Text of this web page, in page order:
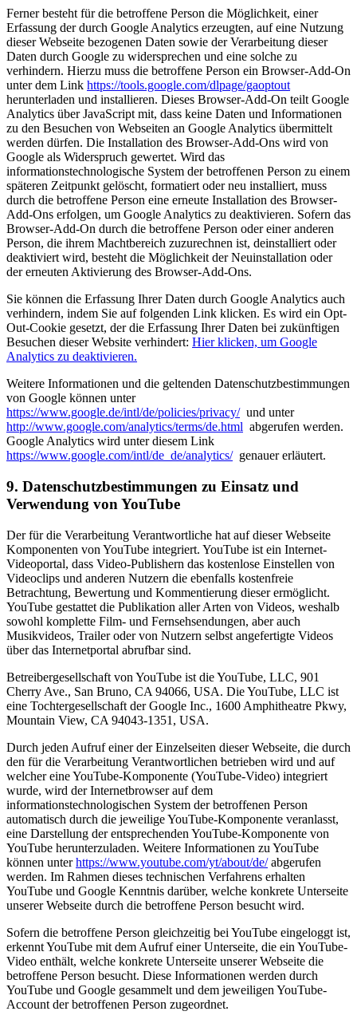
Ferner besteht für die betroffene Person die Möglichkeit, einer
Erfassung der durch Google Analytics erzeugten, auf eine Nutzung
dieser Webseite bezogenen Daten sowie der Verarbeitung dieser
Daten durch Google zu widersprechen und eine solche zu
verhindern. Hierzu muss die betroffene Person ein Browser-Add-On
unter dem Link https://tools.google.com/dlpage/gaoptout
herunterladen und installieren. Dieses Browser-Add-On teilt Google
Analytics über JavaScript mit, dass keine Daten und Informationen
zu den Besuchen von Webseiten an Google Analytics übermittelt
werden dürfen. Die Installation des Browser-Add-Ons wird von
Google als Widerspruch gewertet. Wird das
informationstechnologische System der betroffenen Person zu einem
späteren Zeitpunkt gelöscht, formatiert oder neu installiert, muss
durch die betroffene Person eine erneute Installation des Browser-
Add-Ons erfolgen, um Google Analytics zu deaktivieren. Sofern das
Browser-Add-On durch die betroffene Person oder einer anderen
Person, die ihrem Machtbereich zuzurechnen ist, deinstalliert oder
deaktiviert wird, besteht die Möglichkeit der Neuinstallation oder
der erneuten Aktivierung des Browser-Add-Ons.
Sie können die Erfassung Ihrer Daten durch Google Analytics auch
verhindern, indem Sie auf folgenden Link klicken. Es wird ein Opt-
Out-Cookie gesetzt, der die Erfassung Ihrer Daten bei zukünftigen
Besuchen dieser Website verhindert: Hier klicken, um Google
Analytics zu deaktivieren.
Weitere Informationen und die geltenden Datenschutzbestimmungen
von Google können unter
https://www.google.de/intl/de/policies/privacy/und unter
http://www.google.com/analytics/terms/de.html abgerufen werden.
Google Analytics wird unter diesem Link
https://www.google.com/intl/de_de/analytics/genauer erläutert.
9. Datenschutzbestimmungen zu Einsatz und
Verwendung von YouTube
Der für die Verarbeitung Verantwortliche hat auf dieser Webseite
Komponenten von YouTube integriert. YouTube ist ein Internet-
Videoportal, dass Video-Publishern das kostenlose Einstellen von
Videoclips und anderen Nutzern die ebenfalls kostenfreie
Betrachtung, Bewertung und Kommentierung dieser ermöglicht.
YouTube gestattet die Publikation aller Arten von Videos, weshalb
sowohl komplette Film- und Fernsehsendungen, aber auch
Musikvideos, Trailer oder von Nutzern selbst angefertigte Videos
über das Internetportal abrufbar sind.
Betreibergesellschaft von YouTube ist die YouTube, LLC, 901
Cherry Ave., San Bruno, CA 94066, USA. Die YouTube, LLC ist
eine Tochtergesellschaft der Google Inc., 1600 Amphitheatre Pkwy,
Mountain View, CA 94043-1351, USA.
Durch jeden Aufruf einer der Einzelseiten dieser Webseite, die durch
den für die Verarbeitung Verantwortlichen betrieben wird und auf
welcher eine YouTube-Komponente (YouTube-Video) integriert
wurde, wird der Internetbrowser auf dem
informationstechnologischen System der betroffenen Person
automatisch durch die jeweilige YouTube-Komponente veranlasst,
eine Darstellung der entsprechenden YouTube-Komponente von
YouTube herunterzuladen. Weitere Informationen zu YouTube
können unterhttps://www.youtube.com/yt/about/de/abgerufen
werden. Im Rahmen dieses technischen Verfahrens erhalten
YouTube und Google Kenntnis darüber, welche konkrete Unterseite
unserer Webseite durch die betroffene Person besucht wird.
Sofern die betroffene Person gleichzeitig bei YouTube eingeloggt ist,
erkennt YouTube mit dem Aufruf einer Unterseite, die ein YouTube-
Video enthält, welche konkrete Unterseite unserer Webseite die
betroffene Person besucht. Diese Informationen werden durch
YouTube und Google gesammelt und dem jeweiligen YouTube-
Account der betroffenen Person zugeordnet.